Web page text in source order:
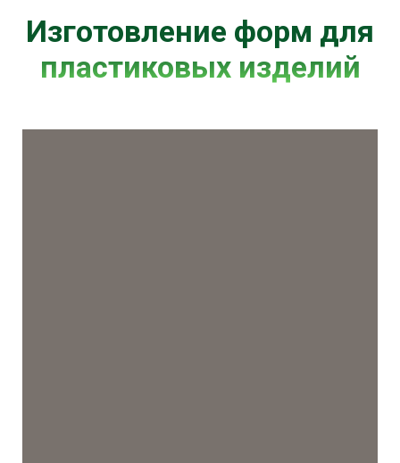
Изготовление форм для
пластиковых изделий